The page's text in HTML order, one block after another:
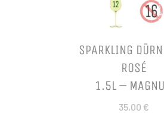
SPARKLING
ROSÉ
1.5L –
35,00 €